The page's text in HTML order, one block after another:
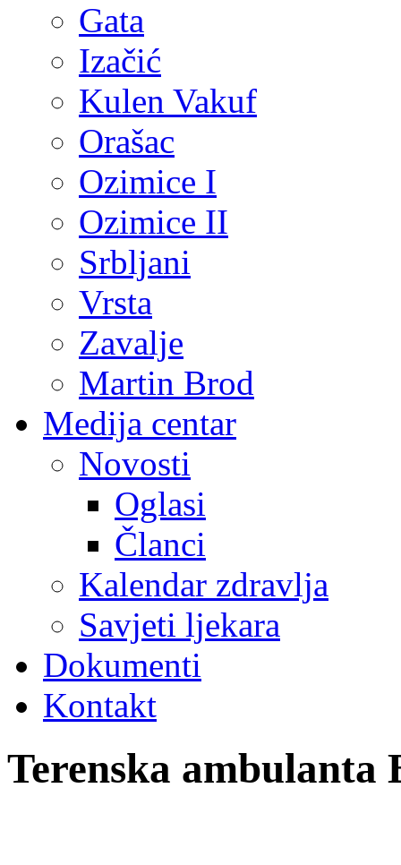
Gata
Izačić
Kulen Vakuf
Orašac
Ozimice I
Ozimice II
Srbljani
Vrsta
Zavalje
Martin Brod
Medija centar
Novosti
Oglasi
Članci
Kalendar zdravlja
Savjeti ljekara
Dokumenti
Kontakt
Terenska